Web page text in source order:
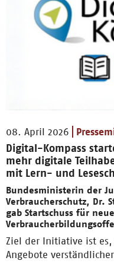
08. April 2026
Digital-Kompass
mehr digitale
mit Lern- und
Bundesministerin der
Verbraucherschutz, Dr.
gab Startschuss für neue
Ziel der Initiative ist
Angebote